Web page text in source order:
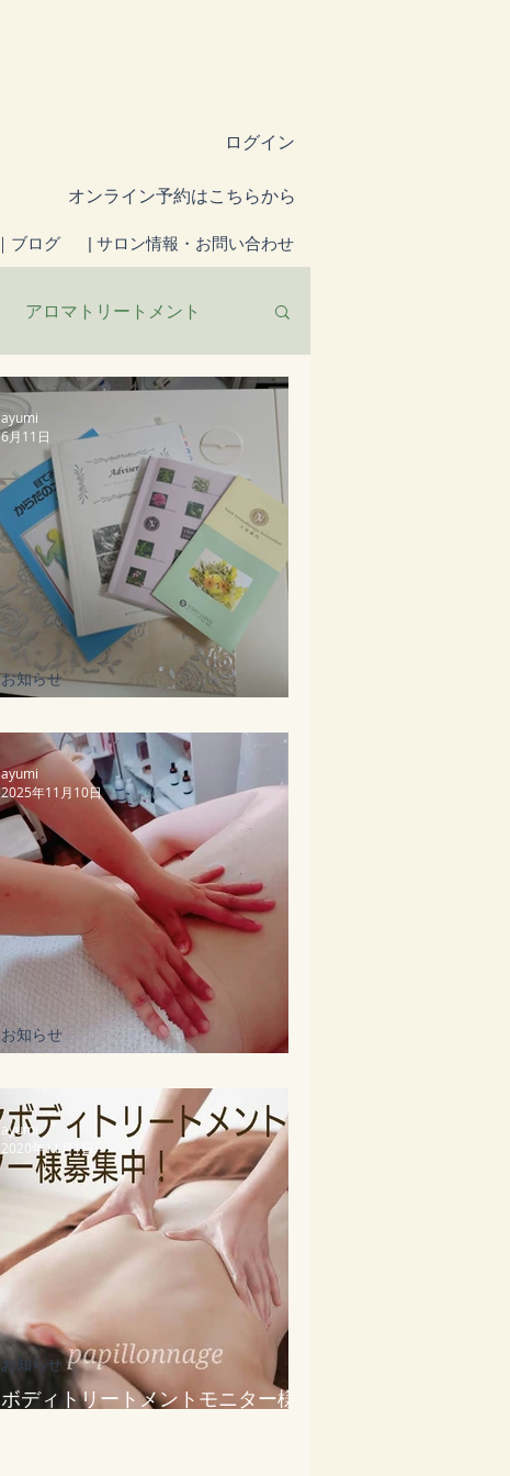
ログイン
​オンライン予約はこちらから
｜ブログ | サロン情報・お問い合わせ
アロマトリートメント
お知らせ
ayumi
6月11日
お知らせ
ayumi
2025年11月10日
ボディトリートメントモニター様募
お知らせ
ayumi
2020年11月1日